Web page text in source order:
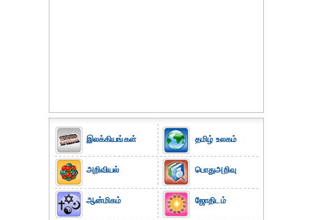
இலக்கியங்கள்
அறிவியல்
ஆன்மிகம்
தமிழ் உலகம்
பொதுஅறிவு
ஜோதிடம்